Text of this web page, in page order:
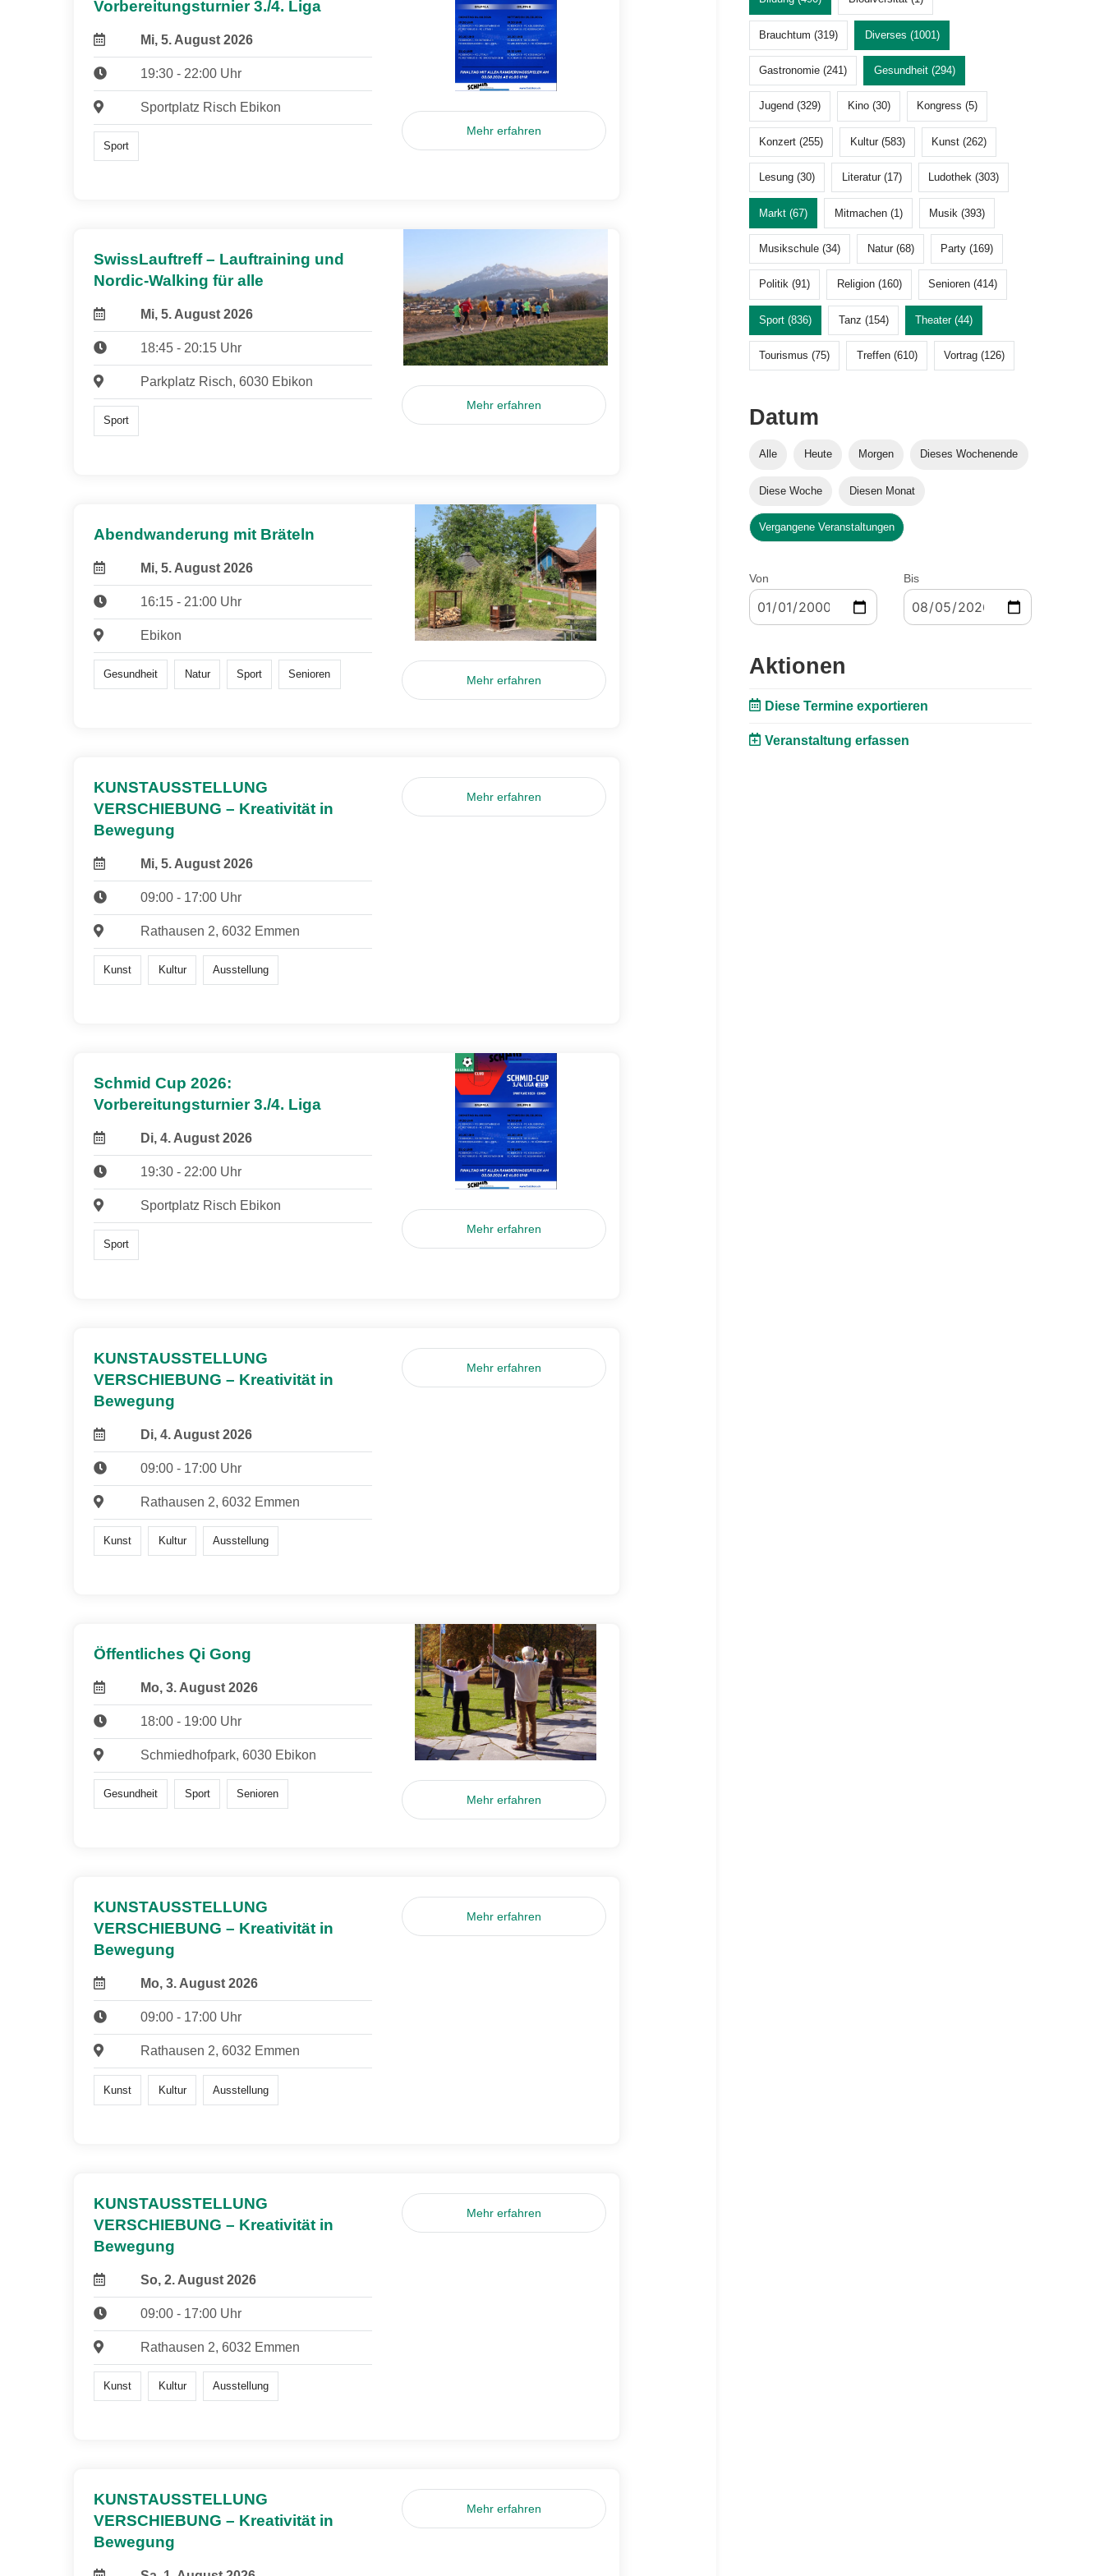
Vorbereitungsturnier 3./4. Liga
Mi, 5. August 2026
19:30 - 22:00 Uhr
Sportplatz Risch Ebikon
Sport
Mehr erfahren
SwissLauftreff – Lauftraining und
Nordic-Walking für alle
Mi, 5. August 2026
18:45 - 20:15 Uhr
Parkplatz Risch, 6030 Ebikon
Sport
Mehr erfahren
Abendwanderung mit Bräteln
Mi, 5. August 2026
16:15 - 21:00 Uhr
Ebikon
Gesundheit Natur Sport Senioren Mehr erfahren
KUNSTAUSSTELLUNG
VERSCHIEBUNG – Kreativität in
Bewegung
Mi, 5. August 2026
09:00 - 17:00 Uhr
Rathausen 2, 6032 Emmen
Kunst Kultur Ausstellung
Mehr erfahren
Schmid Cup 2026:
Vorbereitungsturnier 3./4. Liga
Di, 4. August 2026
19:30 - 22:00 Uhr
Sportplatz Risch Ebikon
Sport
Mehr erfahren
KUNSTAUSSTELLUNG
VERSCHIEBUNG – Kreativität in
Bewegung
Di, 4. August 2026
09:00 - 17:00 Uhr
Rathausen 2, 6032 Emmen
Kunst Kultur Ausstellung
Mehr erfahren
Öffentliches Qi Gong
Mo, 3. August 2026
18:00 - 19:00 Uhr
Schmiedhofpark, 6030 Ebikon
Gesundheit Sport Senioren Mehr erfahren
KUNSTAUSSTELLUNG
VERSCHIEBUNG – Kreativität in
Bewegung
Mo, 3. August 2026
09:00 - 17:00 Uhr
Rathausen 2, 6032 Emmen
Kunst Kultur Ausstellung
Mehr erfahren
KUNSTAUSSTELLUNG
VERSCHIEBUNG – Kreativität in
Bewegung
So, 2. August 2026
09:00 - 17:00 Uhr
Rathausen 2, 6032 Emmen
Kunst Kultur Ausstellung
Mehr erfahren
KUNSTAUSSTELLUNG
VERSCHIEBUNG – Kreativität in
Bewegung
Mehr erfahren
Brauchtum (319) Diverses (1001)
Gastronomie (241) Gesundheit (294)
Jugend (329) Kino (30) Kongress (5)
Konzert (255) Kultur (583) Kunst (262)
Lesung (30) Literatur (17) Ludothek (303)
Markt (67) Mitmachen (1) Musik (393)
Musikschule (34) Natur (68) Party (169)
Politik (91) Religion (160) Senioren (414)
Sport (836) Tanz (154) Theater (44)
Tourismus (75) Treffen (610) Vortrag (126)
Datum
Alle Heute Morgen Dieses Wochenende
Diese Woche Diesen Monat
Vergangene Veranstaltungen
Von Bis
Aktionen
Diese Termine exportieren
Veranstaltung erfassen